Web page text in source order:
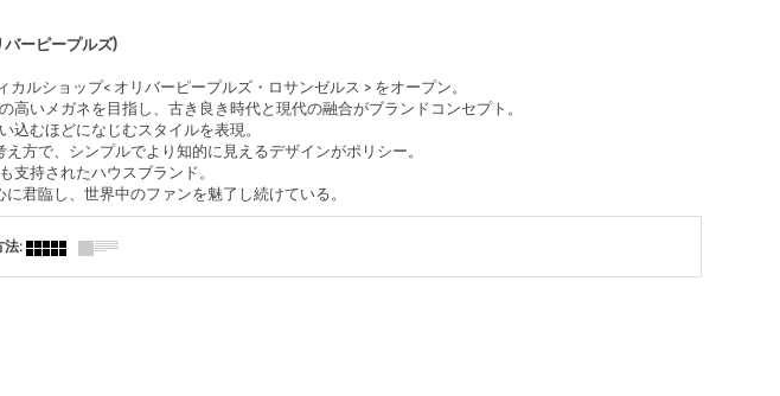
バーピープルズ)
ルショップ< オリバーピープルズ・ロサンゼルス > をオープン。
いメガネを目指し、古き良き時代と現代の融合がブランドコンセプト。
込むほどになじむスタイルを表現。
方で、シンプルでより知的に見えるデザインがポリシー。
支持されたハウスブランド。
君臨し、世界中のファンを魅了し続けている。
法: